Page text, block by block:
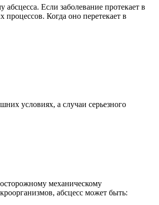
Если заболевание протекает в
Когда оно перетекает в
условиях, а случаи серьезного
механическому
абсцесс может быть: